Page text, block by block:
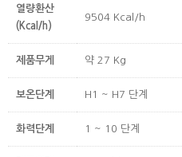
열량환산
(Kcal/h)
9504 Kcal/h
제품무게 약 27 Kg
보온단계 H1 ~ H7 단계
화력단계 1 ~ 10 단계